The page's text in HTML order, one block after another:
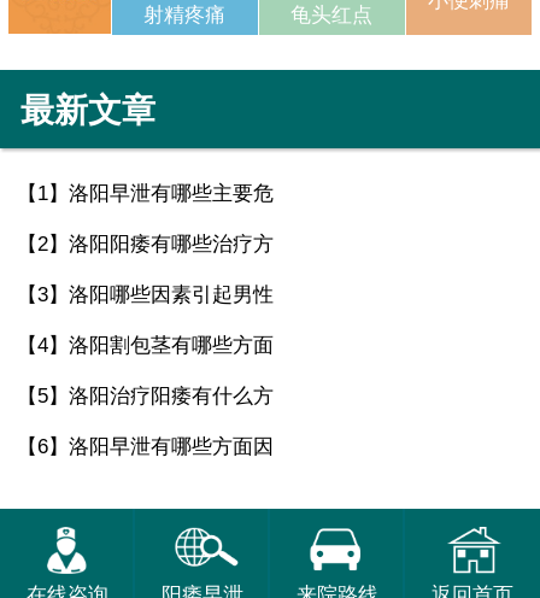
射精疼痛 龟头红点
最新文章
【1】 洛阳早泄有哪些主要危
【2】 洛阳阳痿有哪些治疗方
【3】 洛阳哪些因素引起男性
【4】 洛阳割包茎有哪些方面
【5】 洛阳治疗阳痿有什么方
【6】 洛阳早泄有哪些方面因